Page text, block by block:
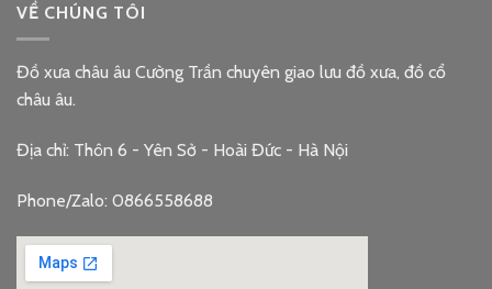
VỀ CHÚNG TÔI
Đồ xưa châu âu Cường Trần chuyên giao lưu đồ xưa, đồ cổ
châu âu.
Địa chỉ: Thôn 6 - Yên Sở - Hoài Đức - Hà Nội
Phone/Zalo: 0866558688